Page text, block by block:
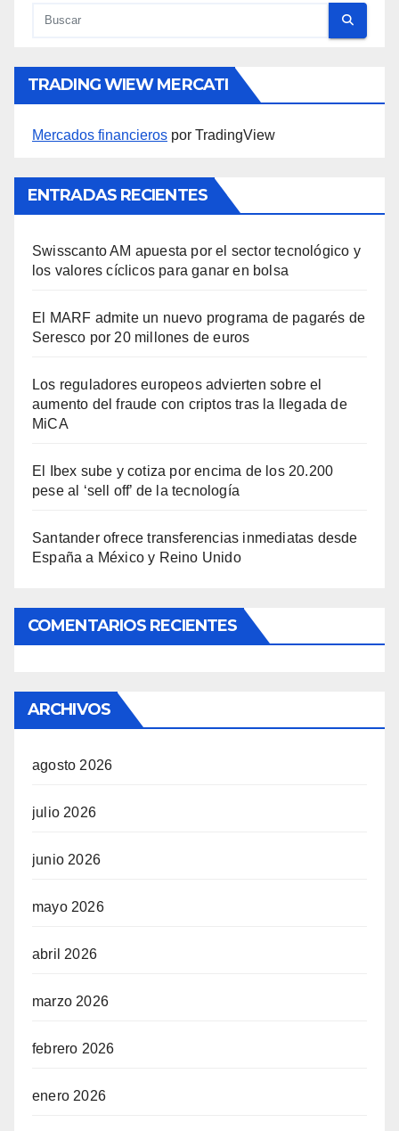
TRADING WIEW MERCATI
Mercados financieros por TradingView
ENTRADAS RECIENTES
Swisscanto AM apuesta por el sector tecnológico y
los valores cíclicos para ganar en bolsa
El MARF admite un nuevo programa de pagarés de
Seresco por 20 millones de euros
Los reguladores europeos advierten sobre el
aumento del fraude con criptos tras la llegada de
MiCA
El Ibex sube y cotiza por encima de los 20.200
pese al ‘sell off’ de la tecnología
Santander ofrece transferencias inmediatas desde
España a México y Reino Unido
COMENTARIOS RECIENTES
ARCHIVOS
agosto 2026
julio 2026
junio 2026
mayo 2026
abril 2026
marzo 2026
febrero 2026
enero 2026